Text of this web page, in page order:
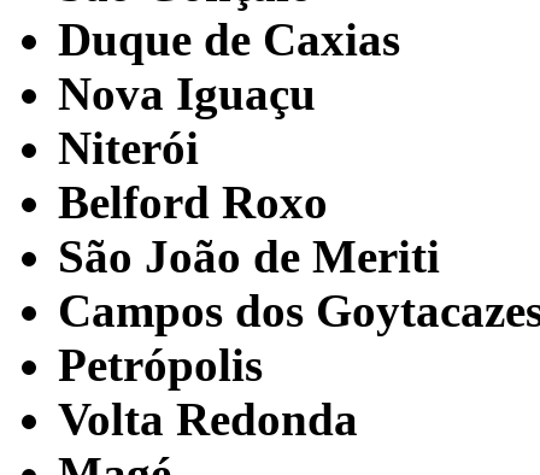
Duque de Caxias
Nova Iguaçu
Niterói
Belford Roxo
São João de Meriti
Campos dos
Petrópolis
Volta Redonda